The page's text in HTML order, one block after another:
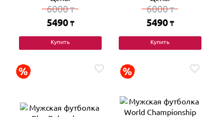
6000₸
5490 ₸
Купить
6000₸
5490 ₸
Купить